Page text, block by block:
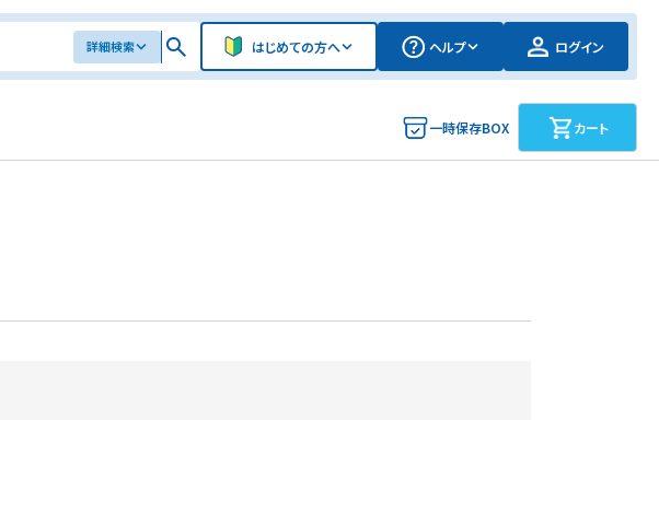
詳細検索 はじめての方へ ヘルプ ログイン
一時保存BOX カート